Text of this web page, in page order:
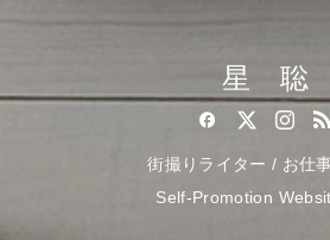
星 聡
街撮りライター / お仕
Self-Promotion